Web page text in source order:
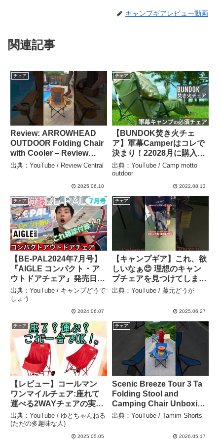
キャンプギアレビュー動画
関連記事
チェア
Review: ARROWHEAD
OUTDOOR Folding Chair
with Cooler – Review
Central
出典：YouTube / Review Central
2025.06.10
チェア
【BUNDOK焚き火チェ
ア】軍幕Camperはコレで
決まり！22028月に購入し
た焚き火チェアをゆるレビ
ュー！ – Camp motto
出典：YouTube / Camp motto
outdoor
2022.08.13
チェア
【BE-PAL2024年7月号】
『AIGLE コンパクト・ア
ウトドアチェア』発売日レ
ビュー【2024年6月7日発
売】【キャンプ雑誌付録】
【ビーパル特別付録】【エ
ンプどうでしょう
出典：YouTube / キャンプどうで
しょう
2024.06.07
チェア
【キャンプギア】これ、欲
しいなぁ😍 理想のキャン
プチェアを見つけてしまっ
た② Colemanレイチェア
#キャンプチェア #レイチ
どうが
出典：YouTube / 藤元どうが
2025.06.27
チェア
【レビュー】コールマン
ワンマイルチェア:座れて
運べる2WAYチェアの実
力！！ – ゆとちゃんねる
(ただの多趣味な人)
出典：YouTube / ゆとちゃんねる
(ただの多趣味な人)
2025.05.05
チェア
Scenic Breeze Tour 3 Ta
Folding Stool and
Camping Chair Unboxing
– Tamim Shorts
出典：YouTube / Tamim Shorts
2026.05.17